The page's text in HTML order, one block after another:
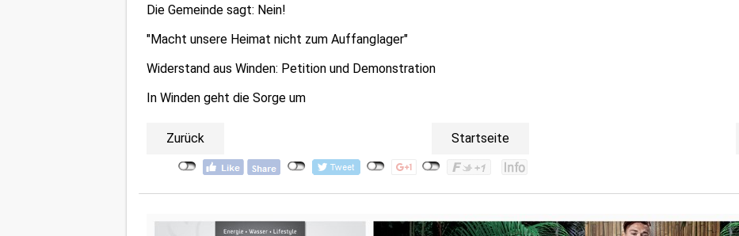
Die Gemeinde sagt: Nein!
"Macht unsere Heimat nicht zum Auffanglager"
Widerstand aus Winden: Petition und Demonstration
In Winden geht die Sorge um
Zurück Startseite